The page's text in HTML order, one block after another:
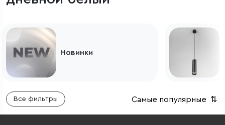
Светильники
Все фильтры Самые популярные ⇅